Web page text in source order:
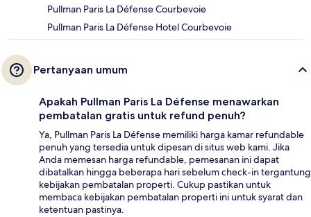
Pullman Paris La Défense Courbevoie
Pullman Paris La Défense Hotel Courbevoie
Pertanyaan umum
Apakah Pullman Paris La Défense menawarkan
pembatalan gratis untuk refund penuh?
Ya, Pullman Paris La Défense memiliki harga kamar refundable
penuh yang tersedia untuk dipesan di situs web kami. Jika
Anda memesan harga refundable, pemesanan ini dapat
dibatalkan hingga beberapa hari sebelum check-in tergantung
kebijakan pembatalan properti. Cukup pastikan untuk
membaca kebijakan pembatalan properti ini untuk syarat dan
ketentuan pastinya.